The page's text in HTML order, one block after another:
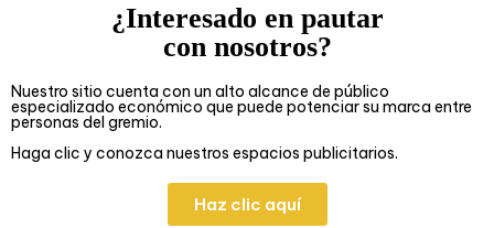
¿Interesado en pautar
con nosotros?
Nuestro sitio cuenta con un alto alcance de público
especializado económico que puede potenciar su marca entre
personas del gremio.
Haga clic y conozca nuestros espacios publicitarios.
Haz clic aquí